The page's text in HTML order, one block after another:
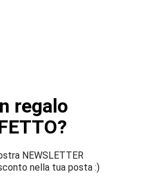
regalo
NEWSLETTER
nella tua posta :)